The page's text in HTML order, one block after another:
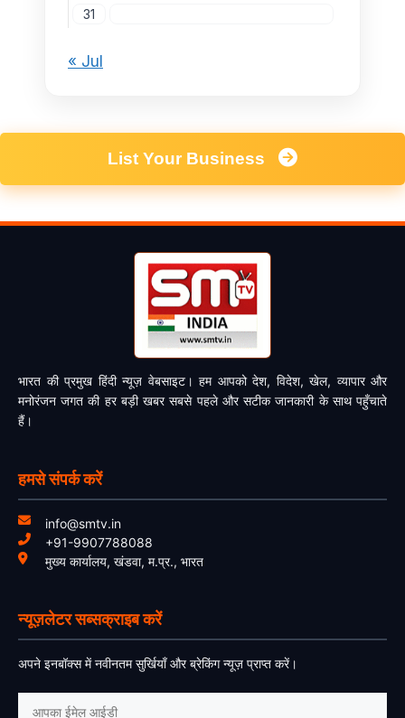
31
« Jul
List Your Business
भारत की प्रमुख हिंदी न्यूज़ वेबसाइट। हम आपको देश, विदेश, खेल, व्यापार और
मनोरंजन जगत की हर बड़ी खबर सबसे पहले और सटीक जानकारी के साथ पहुँचाते
हैं।
हमसे संपर्क करें
info@smtv.in
+91-9907788088
मुख्य कार्यालय, खंडवा, म.प्र., भारत
न्यूज़लेटर सब्सक्राइब करें
अपने इनबॉक्स में नवीनतम सुर्खियाँ और ब्रेकिंग न्यूज़ प्राप्त करें।